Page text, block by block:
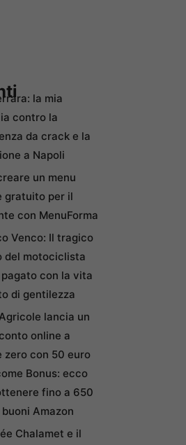
la mia
contro la
da crack e la
a Napoli
un menu
gratuito per il
con MenuForma
Venco: Il tragico
del motociclista
con la vita
di gentilezza
lancia un
online a
zero con 50 euro
Bonus: ecco
fino a 650
Amazon
Chalamet e il